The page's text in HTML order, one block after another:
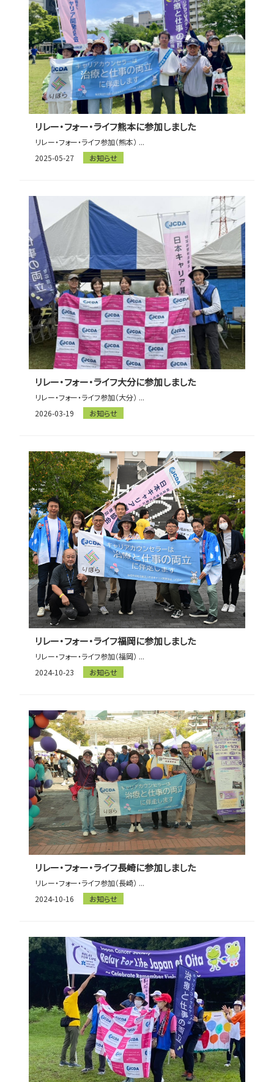
リレー・フォー・ライフ熊本に参加しました
リレー・フォー・ライフ参加（熊本） ...
2025-05-27
お知らせ
リレー・フォー・ライフ大分に参加しました
リレー・フォー・ライフ参加（大分） ...
2026-03-19
お知らせ
リレー・フォー・ライフ福岡に参加しました
リレー・フォー・ライフ参加（福岡） ...
2024-10-23
お知らせ
リレー・フォー・ライフ長崎に参加しました
リレー・フォー・ライフ参加（長崎） ...
2024-10-16
お知らせ